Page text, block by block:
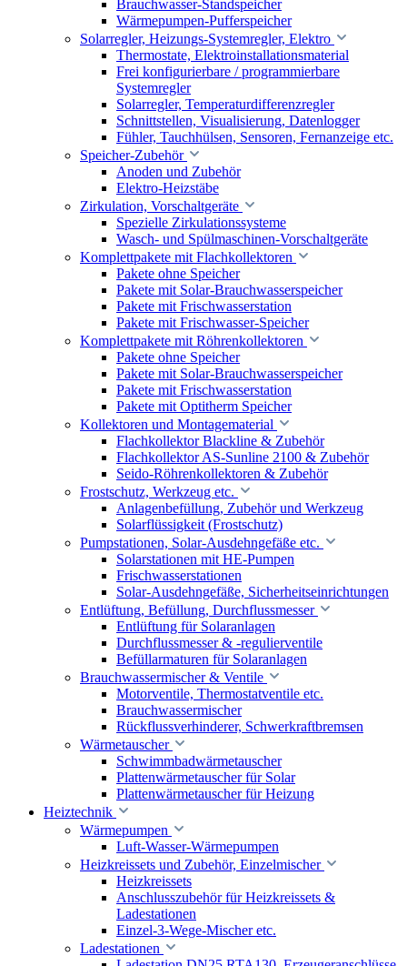
Brauchwasser-Standspeicher
Wärmepumpen-Pufferspeicher
Solarregler, Heizungs-Systemregler, Elektro
Thermostate, Elektroinstallationsmaterial
Frei konfigurierbare / programmierbare
Systemregler
Solarregler, Temperaturdifferenzregler
Schnittstellen, Visualisierung, Datenlogger
Fühler, Tauchhülsen, Sensoren, Fernanzeige etc.
Speicher-Zubehör
Anoden und Zubehör
Elektro-Heizstäbe
Zirkulation, Vorschaltgeräte
Spezielle Zirkulationssysteme
Wasch- und Spülmaschinen-Vorschaltgeräte
Komplettpakete mit Flachkollektoren
Pakete ohne Speicher
Pakete mit Solar-Brauchwasserspeicher
Pakete mit Frischwasserstation
Pakete mit Frischwasser-Speicher
Komplettpakete mit Röhrenkollektoren
Pakete ohne Speicher
Pakete mit Solar-Brauchwasserspeicher
Pakete mit Frischwasserstation
Pakete mit Optitherm Speicher
Kollektoren und Montagematerial
Flachkollektor Blackline & Zubehör
Flachkollektor AS-Sunline 2100 & Zubehör
Seido-Röhrenkollektoren & Zubehör
Frostschutz, Werkzeug etc.
Anlagenbefüllung, Zubehör und Werkzeug
Solarflüssigkeit (Frostschutz)
Pumpstationen, Solar-Ausdehngefäße etc.
Solarstationen mit HE-Pumpen
Frischwasserstationen
Solar-Ausdehngefäße, Sicherheitseinrichtungen
Entlüftung, Befüllung, Durchflussmesser
Entlüftung für Solaranlagen
Durchflussmesser & -regulierventile
Befüllarmaturen für Solaranlagen
Brauchwassermischer & Ventile
Motorventile, Thermostatventile etc.
Brauchwassermischer
Rückflussverhinderer, Schwerkraftbremsen
Wärmetauscher
Schwimmbadwärmetauscher
Plattenwärmetauscher für Solar
Plattenwärmetauscher für Heizung
Heiztechnik
Wärmepumpen
Luft-Wasser-Wärmepumpen
Heizkreissets und Zubehör, Einzelmischer
Heizkreissets
Anschlusszubehör für Heizkreissets &
Ladestationen
Einzel-3-Wege-Mischer etc.
Ladestationen